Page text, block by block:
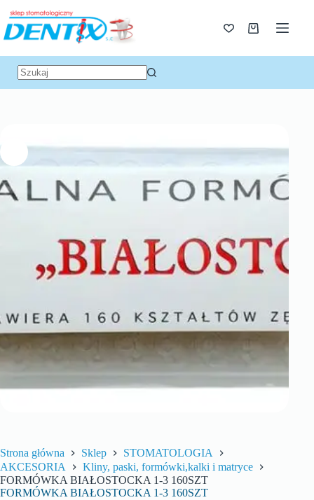
Strona główna Sklep
STOMATOLOGIA
AKCESORIA
Kliny, paski, formówki,kalki i matryce
FORMÓWKA BIAŁOSTOCKA 1-3 160SZT
FORMÓWKA BIAŁOSTOCKA 1-3 160SZT